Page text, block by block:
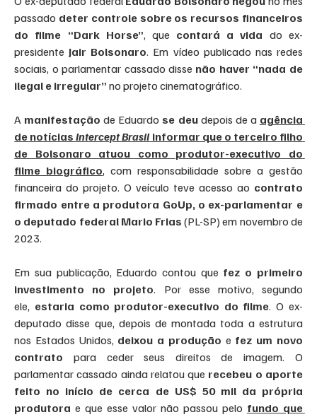
passado deter controle sobre os recursos financeiros
do filme “Dark Horse”, que contará a vida do ex-
presidente Jair Bolsonaro. Em vídeo publicado nas redes
sociais, o parlamentar cassado disse não haver “nada de
ilegal e irregular” no projeto cinematográfico.
A manifestação de Eduardo se deu depois de a agência
de notícias Intercept Brasil informar que o terceiro filho
de Bolsonaro atuou como produtor-executivo do
filme biográfico, com responsabilidade sobre a gestão
financeira do projeto. O veículo teve acesso ao contrato
firmado entre a produtora GoUp, o ex-parlamentar e
o deputado federal Mario Frias (PL-SP) em novembro de
2023.
Em sua publicação, Eduardo contou que fez o primeiro
investimento no projeto. Por esse motivo, segundo
ele, estaria como produtor-executivo do filme. O ex-
deputado disse que, depois de montada toda a estrutura
nos Estados Unidos, deixou a produção e fez um novo
contrato para ceder seus direitos de imagem. O
parlamentar cassado ainda relatou que recebeu o aporte
feito no início de cerca de US$ 50 mil da própria
produtora e que esse valor não passou pelo fundo que